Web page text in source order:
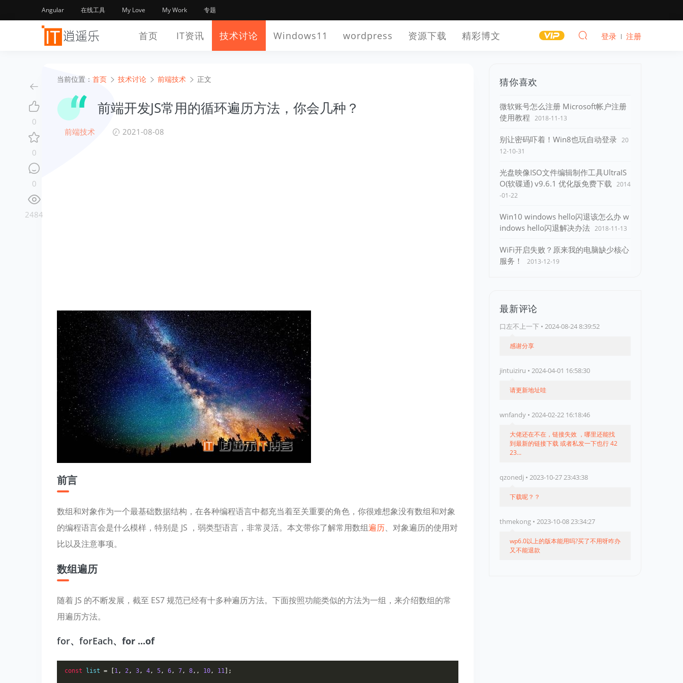
Angular 在线工具 My Love My Work 专题
首页 IT资讯 技术讨论 Windows11 wordpress 资源下载 精彩博文 登录 注册
当前位置： 首页 技术讨论 前端技术 正文
前端开发JS常用的循环遍历方法，你会几种？
前端技术 2021-08-08
前言
数组和对象作为一个最基础数据结构，在各种编程语言中都充当着至关重要的角色，你很难想象没有数组和对象
的编程语言会是什么模样，特别是 JS ，弱类型语言，非常灵活。本文带你了解常用数组遍历、对象遍历的使用对
比以及注意事项。
数组遍历
随着 JS 的不断发展，截至 ES7 规范已经有十多种遍历方法。下面按照功能类似的方法为一组，来介绍数组的常
用遍历方法。
for、forEach、 for ...of
const list = 1, 2, 3, 4, 5, 6, 7, 8,, 10, 11 ];
猜你喜欢
微软账号怎么注册 Microsoft帐户注册
使用教程 2018-11-13
别让密码吓着！Win8也玩自动登录 20
12-10-31
光盘映像ISO文件编辑制作工具UltraIS
O(软碟通) v9.6.1 优化版免费下载 2014
-01-22
Win10 windows hello闪退该怎么办 w
indows hello闪退解决办法 2018-11-13
WiFi开启失败？原来我的电脑缺少核心
服务！
2013-12-19
最新评论
口左不上一下 • 2024-08-24 8:39:52
感谢分享
jintuiziru • 2024-04-01 16:58:30
请更新地址哇
wnfandy • 2024-02-22 16:18:46
大佬还在不在，链接失效 ，哪里还能找
到最新的链接下载 或者私发一下也行 42
23...
qzonedj • 2023-10-27 23:43:38
下载呢？？
thmekong • 2023-10-08 23:34:27
wp6.0以上的版本能用吗?买了不用呀咋办
又不能退款
0
0
0
2484